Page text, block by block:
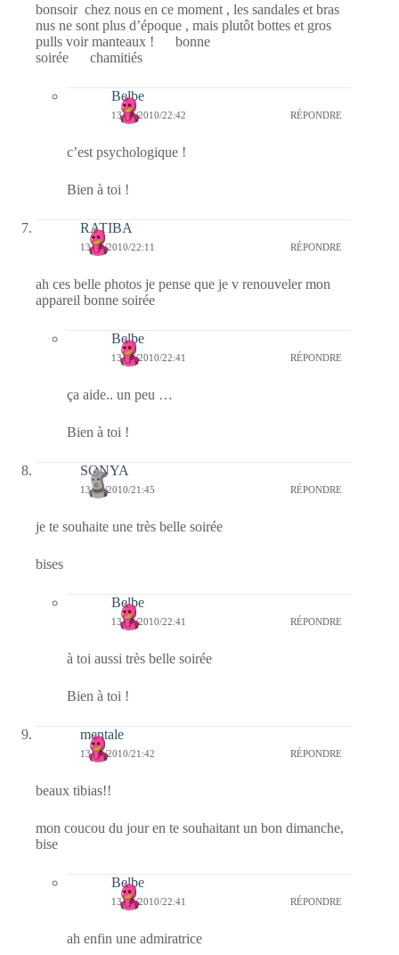
bonsoir chez nous en ce moment , les sandales et bras
nus ne sont plus d’époque , mais plutôt bottes et gros
pulls voir manteaux ! bonne
soirée chamitiés
Belbe
13/11/2010/22:42 RÉPONDRE
c’est psychologique !
Bien à toi !
RATIBA
13/11/2010/22:11 RÉPONDRE
ah ces belle photos je pense que je v renouveler mon
appareil bonne soirée
Belbe
13/11/2010/22:41 RÉPONDRE
ça aide.. un peu …
Bien à toi !
SONYA
13/11/2010/21:45 RÉPONDRE
je te souhaite une très belle soirée
bises
Belbe
13/11/2010/22:41 RÉPONDRE
à toi aussi très belle soirée
Bien à toi !
mentale
13/11/2010/21:42 RÉPONDRE
beaux tibias!!
mon coucou du jour en te souhaitant un bon dimanche,
bise
Belbe
13/11/2010/22:41 RÉPONDRE
ah enfin une admiratrice